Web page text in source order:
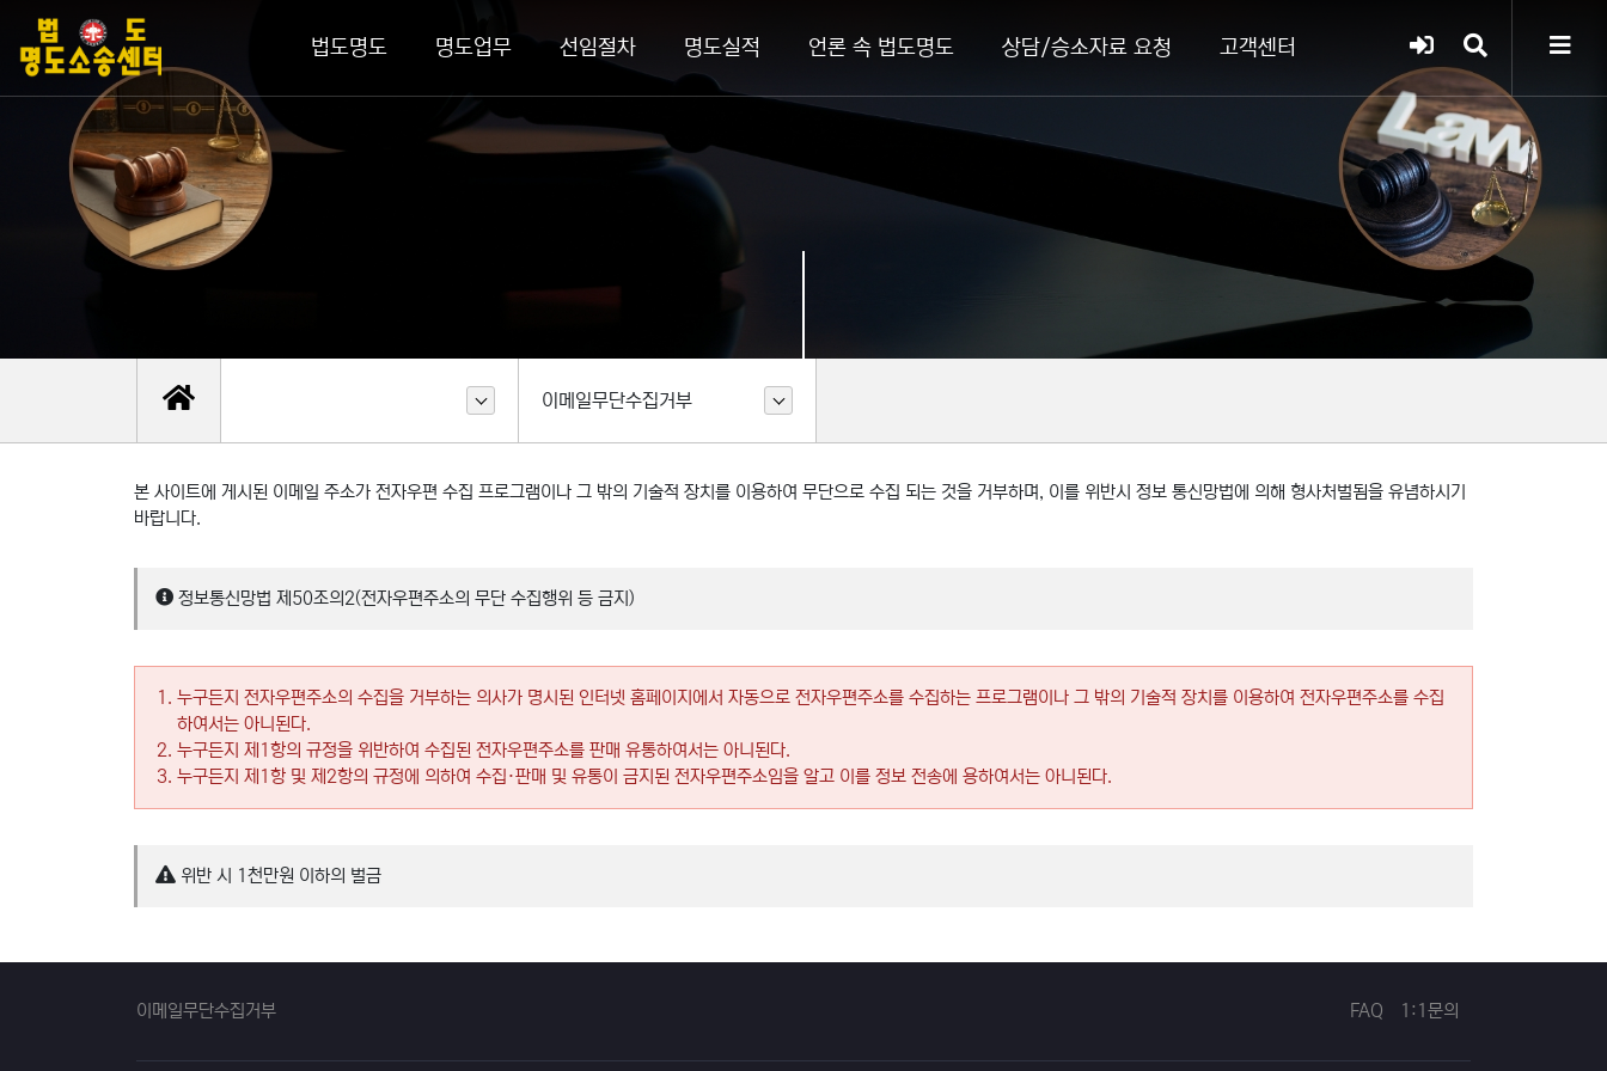
법도명도 명도업무 선임절차 명도실적 언론 속 법도명도 상담/승소자료 요청 고객센터
이메일무단수집거부
본 사이트에 게시된 이메일 주소가 전자우편 수집 프로그램이나 그 밖의 기술적 장치를 이용하여 무단으로 수집 되는 것을 거부하며, 이를 위반시 정보 통신망법에 의해 형사처벌됨을 유념하시기
바랍니다.
정보통신망법 제50조의2(전자우편주소의 무단 수집행위 등 금지)
누구든지 전자우편주소의 수집을 거부하는 의사가 명시된 인터넷 홈페이지에서 자동으로 전자우편주소를 수집하는 프로그램이나 그 밖의 기술적 장치를 이용하여 전자우편주소를 수집
하여서는 아니된다.
누구든지 제1항의 규정을 위반하여 수집된 전자우편주소를 판매 유통하여서는 아니된다.
누구든지 제1항 및 제2항의 규정에 의하여 수집·판매 및 유통이 금지된 전자우편주소임을 알고 이를 정보 전송에 용하여서는 아니된다.
위반 시 1천만원 이하의 벌금
이메일무단수집거부 FAQ 1:1문의